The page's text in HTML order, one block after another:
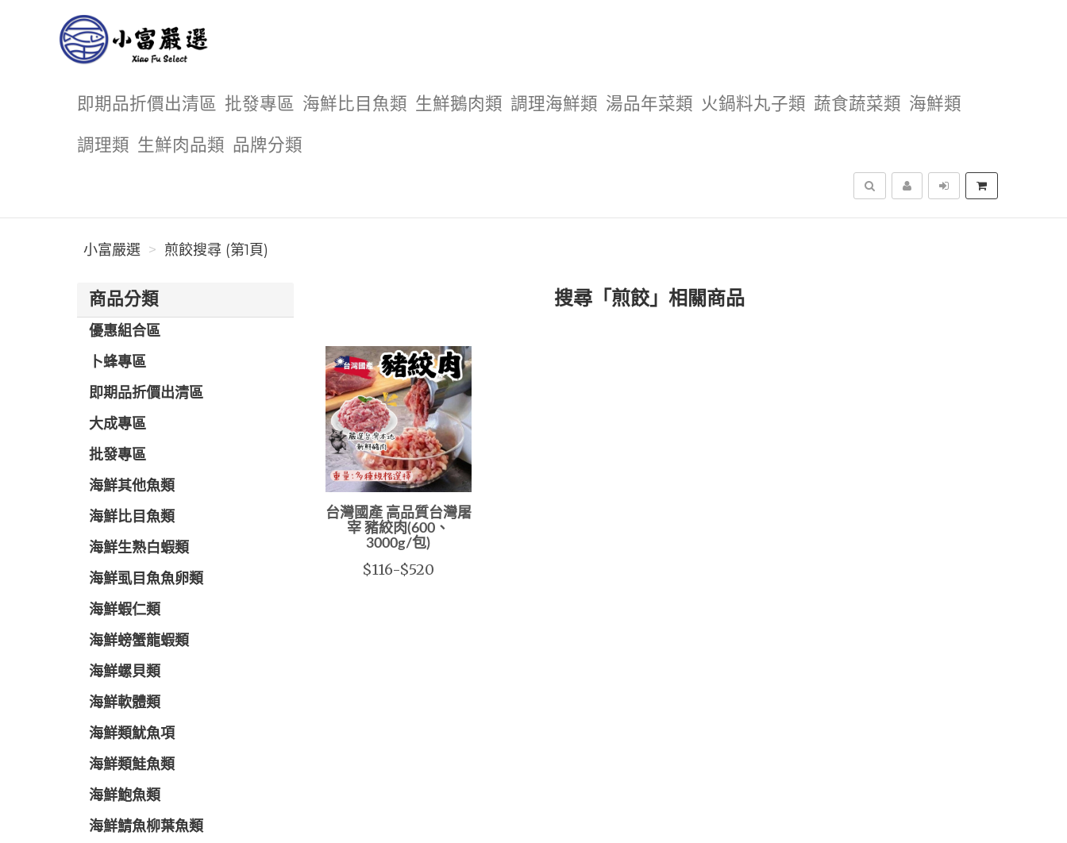
即期品折價出清區 批發專區 海鮮比目魚類 生鮮鵝肉類 調理海鮮類 湯品年菜類 火鍋料丸子類 蔬食蔬菜類 海鮮類
調理類 生鮮肉品類 品牌分類
搜尋
小富嚴選 煎餃搜尋 (第1頁)
商品分類
優惠組合區
卜蜂專區
即期品折價出清區
大成專區
批發專區
海鮮其他魚類
海鮮比目魚類
海鮮生熟白蝦類
海鮮虱目魚魚卵類
海鮮蝦仁類
海鮮螃蟹龍蝦類
海鮮螺貝類
海鮮軟體類
海鮮類魷魚項
海鮮類鮭魚類
海鮮鮑魚類
海鮮鯖魚柳葉魚類
搜尋「煎餃」相關商品
台灣國產 高品質台灣屠
宰 豬絞肉(600、
3000g/包)
$116-$520